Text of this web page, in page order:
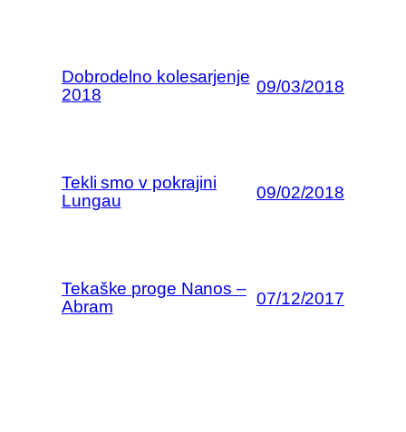
Dobrodelno kolesarjenje
2018
09/03/2018
Tekli smo v pokrajini
Lungau
09/02/2018
Tekaške proge Nanos –
Abram
07/12/2017